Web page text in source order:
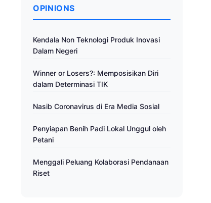
OPINIONS
Kendala Non Teknologi Produk Inovasi
Dalam Negeri
Winner or Losers?: Memposisikan Diri
dalam Determinasi TIK
Nasib Coronavirus di Era Media Sosial
Penyiapan Benih Padi Lokal Unggul oleh
Petani
Menggali Peluang Kolaborasi Pendanaan
Riset